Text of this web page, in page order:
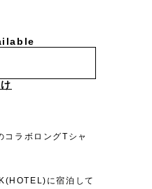
ラボロングTシャ
に宿泊して